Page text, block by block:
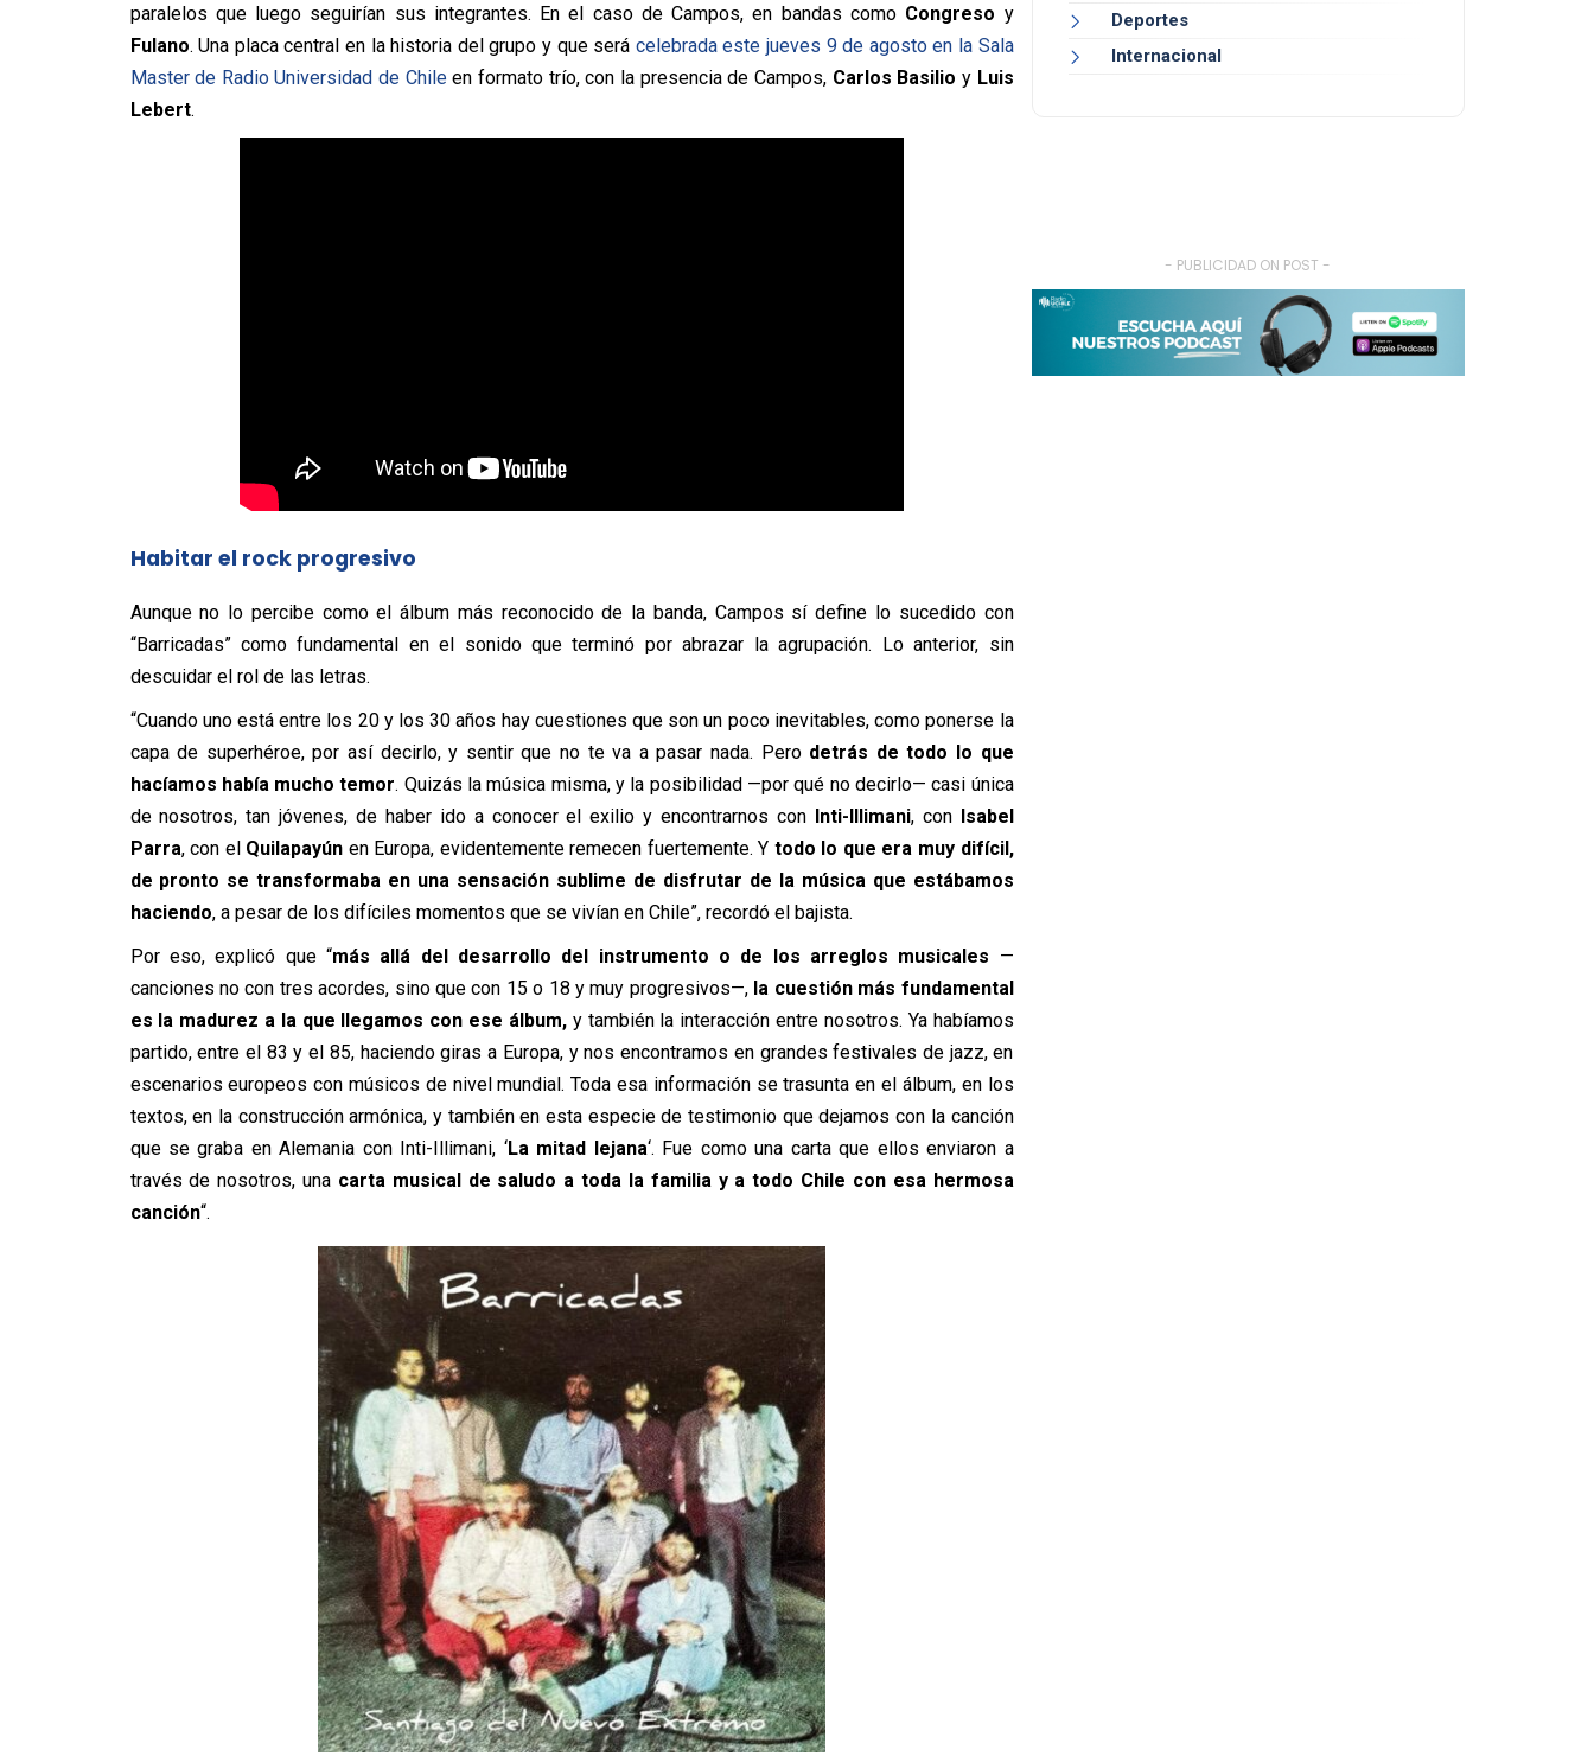
paralelos que luego seguirían sus integrantes. En el caso de Campos, en bandas como Congreso y
Fulano. Una placa central en la historia del grupo y que será celebrada este jueves 9 de agosto en la Sala
Master de Radio Universidad de Chileen formato trío, con la presencia de Campos, Carlos Basilio y Luis
Lebert.
Habitar el rock progresivo
Aunque no lo percibe como el álbum más reconocido de la banda, Campos sí define lo sucedido con
“Barricadas” como fundamental en el sonido que terminó por abrazar la agrupación. Lo anterior, sin
descuidar el rol de las letras.
“Cuando uno está entre los 20 y los 30 años hay cuestiones que son un poco inevitables, como ponerse la
capa de superhéroe, por así decirlo, y sentir que no te va a pasar nada. Pero detrás de todo lo que
hacíamos había mucho temor. Quizás la música misma, y la posibilidad —por qué no decirlo— casi única
de nosotros, tan jóvenes, de haber ido a conocer el exilio y encontrarnos con Inti-Illimani, con Isabel
Parra, con el Quilapayún en Europa, evidentemente remecen fuertemente. Y todo lo que era muy difícil,
de pronto se transformaba en una sensación sublime de disfrutar de la música que estábamos
haciendo, a pesar de los difíciles momentos que se vivían en Chile”, recordó el bajista.
Por eso, explicó que “más allá del desarrollo del instrumento o de los arreglos musicales —
canciones no con tres acordes, sino que con 15 o 18 y muy progresivos—,la cuestión más fundamental
es la madurez a la que llegamos con ese álbum,y también la interacción entre nosotros. Ya habíamos
partido, entre el 83 y el 85, haciendo giras a Europa, y nos encontramos en grandes festivales de jazz, en
escenarios europeos con músicos de nivel mundial. Toda esa información se trasunta en el álbum, en los
textos, en la construcción armónica, y también en esta especie de testimonio que dejamos con la canción
que se graba en Alemania con Inti-Illimani, ‘La mitad lejana‘. Fue como una carta que ellos enviaron a
través de nosotros, una carta musical de saludo a toda la familia y a todo Chile con esa hermosa
canción“.
Deportes
Internacional
- PUBLICIDAD ON POST -